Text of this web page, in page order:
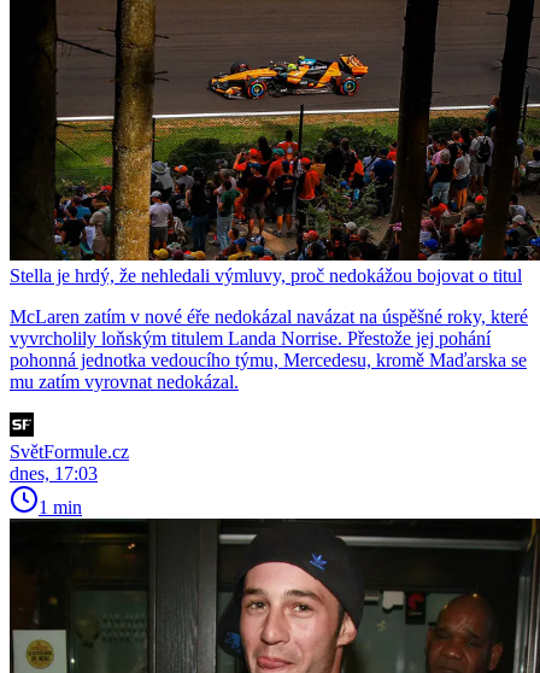
Stella je hrdý, že nehledali výmluvy, proč nedokážou bojovat o titul
McLaren zatím v nové éře nedokázal navázat na úspěšné roky, které
vyvrcholily loňským titulem Landa Norrise. Přestože jej pohání
pohonná jednotka vedoucího týmu, Mercedesu, kromě Maďarska se
mu zatím vyrovnat nedokázal.
SvětFormule.cz
dnes, 17:03
1 min